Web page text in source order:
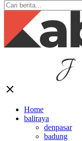
close
Home
baliraya
denpasar
badung